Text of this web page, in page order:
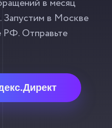
в месяц
Запустим в Москве
Отправьте